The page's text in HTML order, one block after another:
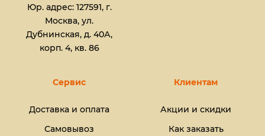
Юр. адрес: 127591, г.
Москва, ул.
Дубнинская, д. 40А,
корп. 4, кв. 86
Сервис
Доставка и оплата
Самовывоз
Клиентам
Акции и скидки
Как заказать